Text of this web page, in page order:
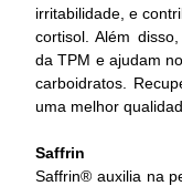
irritabilidade, e
cortisol. Além
da TPM e ajudam
carboidratos.
uma melhor
Saffrin
Saffrin® auxilia na